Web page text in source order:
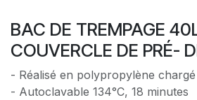
BAC DE TREMPAGE
COUVERCLE DE PRÉ-
- Réalisé en polypropylène
- Autoclavable 134°C, 18 minutes